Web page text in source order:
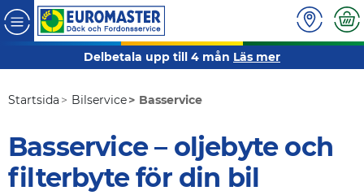
Delbetala upp till 4 mån Läs mer
Startsida Bilservice Basservice
Basservice – oljebyte och
filterbyte för din bil